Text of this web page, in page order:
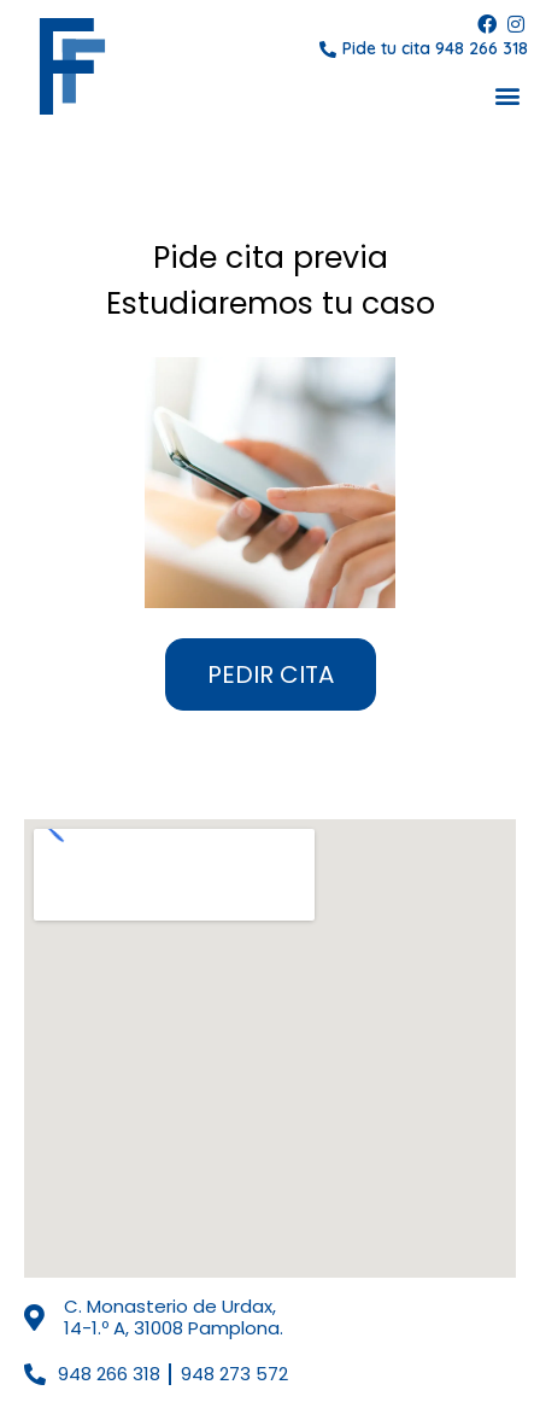
Pide tu cita 948 266 318
Pide cita previa
Estudiaremos tu caso
PEDIR CITA
C. Monasterio de Urdax,
14-1.º A, 31008 Pamplona.
948 266 318
948 273 572